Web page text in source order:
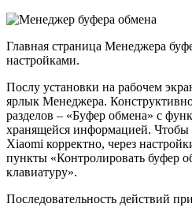
Главная страница Менеджера
настройками.
Послу установки на рабочем
ярлык Менеджера.
разделов – «Буфер обмена» с
хранящейся информацией. Чтобы
Xiaomi корректно, через
пункты «Контролировать буфер
клавиатуру».
Последовательность действий